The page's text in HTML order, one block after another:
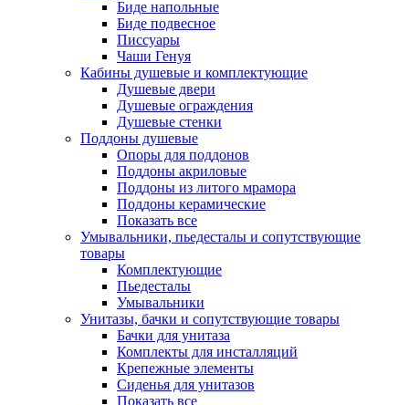
Биде напольные
Биде подвесное
Писсуары
Чаши Генуя
Кабины душевые и комплектующие
Душевые двери
Душевые ограждения
Душевые стенки
Поддоны душевые
Опоры для поддонов
Поддоны акриловые
Поддоны из литого мрамора
Поддоны керамические
Показать все
Умывальники, пьедесталы и сопутствующие
товары
Комплектующие
Пьедесталы
Умывальники
Унитазы, бачки и сопутствующие товары
Бачки для унитаза
Комплекты для инсталляций
Крепежные элементы
Сиденья для унитазов
Показать все